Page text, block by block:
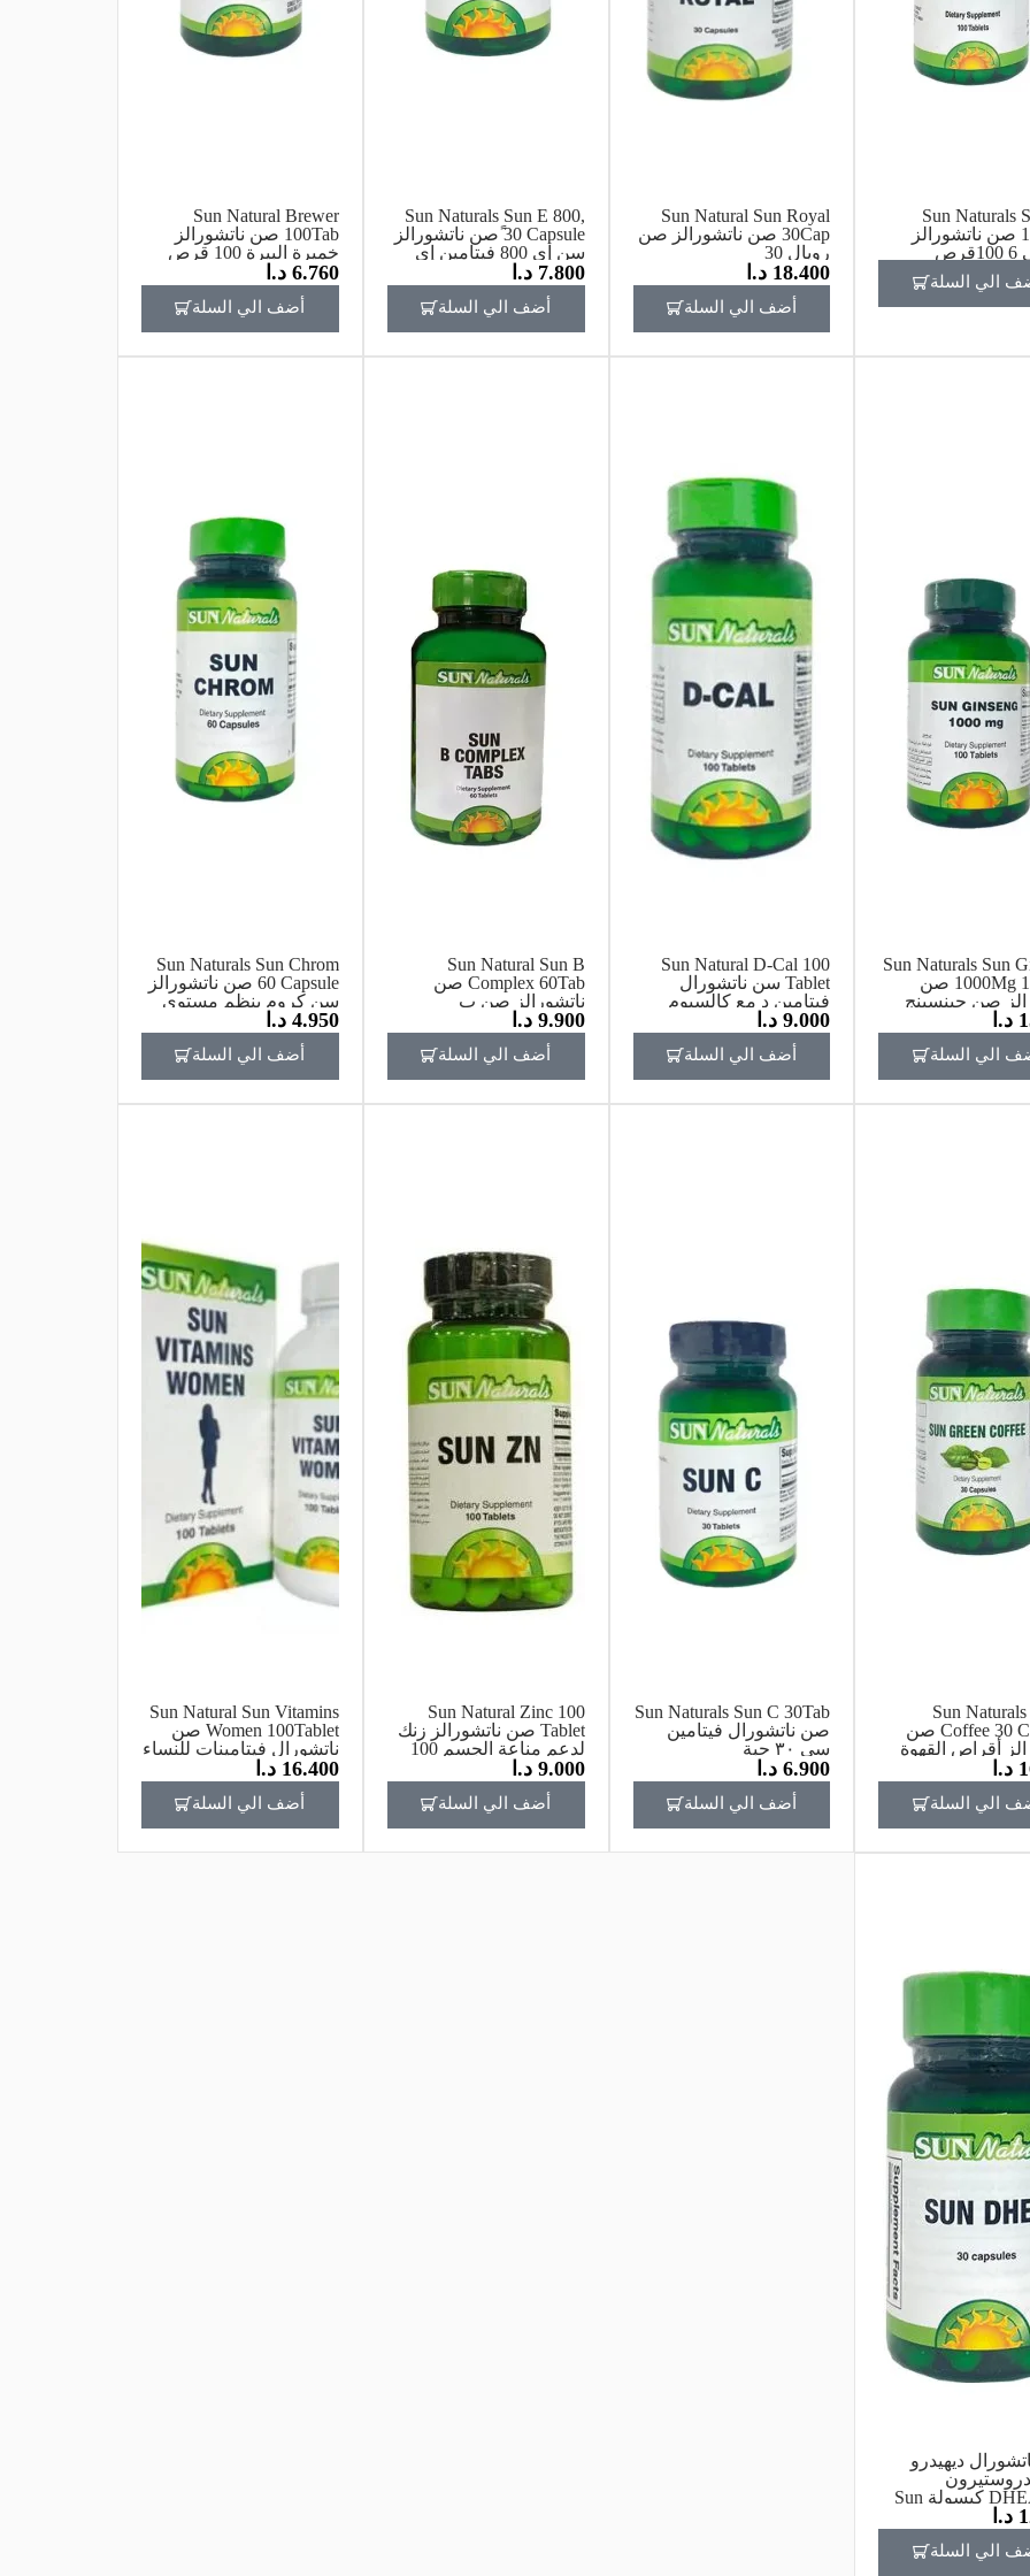
Sun Naturals
100Tab صن ناتشورالز
الي السلة
Sun Natural Sun Royal
30Cap صن ناتشورالز صن
رويال 30
18.400 د.ا
أضف الي السلة
Sun Naturals Sun E 800,
30 Capsule ًصن ناتشورالز
سن إي 800 فيتامين إي
مضاد الأكسدة 30
7.800 د.ا
أضف الي السلة
Sun Natural Brewer
100Tab صن ناتشورالز
خميرة البيرة 100 قرص
6.760 د.ا
أضف الي السلة
Sun Naturals Sun
1000Mg 100Tab صن
صن جينسينج
د.ا
الي السلة
Sun Natural D-Cal 100
Tablet سن ناتشورال
فيتامين د مع كالسيوم
يعزز صحة العظام 100
9.000 د.ا
أضف الي السلة
Sun Natural Sun B
Complex 60Tab صن
ناتشورالز صن ب
كومبلكس 60 قرص
9.900 د.ا
أضف الي السلة
Sun Naturals Sun Chrom
60 Capsule صن ناتشورالز
سن كروم ينظم مستوى
السكر في الدم 60 كبسولة
4.950 د.ا
أضف الي السلة
Sun
Coffee 30 Capsule صن
أقراص القهوة
الحارقة للدهون
د.ا
الي السلة
Sun Naturals Sun C 30Tab
صن ناتشورال فيتامين
سي ٣٠ حبة
6.900 د.ا
أضف الي السلة
Sun Natural Zinc 100
Tablet صن ناتشورالز زنك
لدعم مناعة الجسم 100
قرص
9.000 د.ا
أضف الي السلة
Sun Natural Sun Vitamins
Women 100Tablet صن
ناتشورال فيتامينات للنساء
100 حبة
16.400 د.ا
أضف الي السلة
ديهيدرو
(DHEA) 30 كبسولة Sun
Naturalد.ا
الي السلة